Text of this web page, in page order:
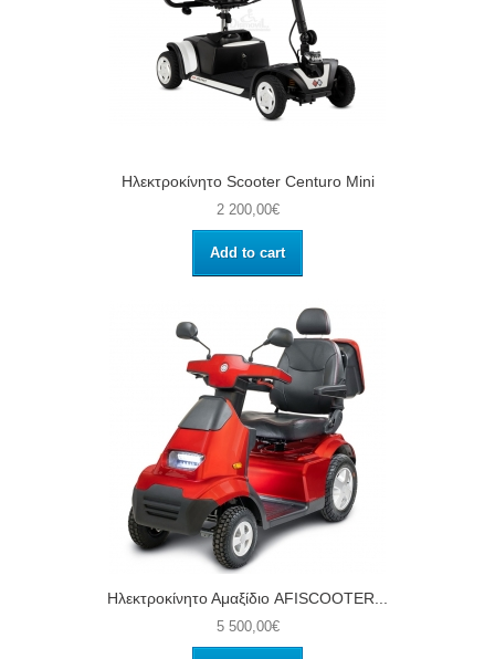
Ηλεκτροκίνητο Scooter Centuro Mini
2 200,00€
Add to cart
Ηλεκτροκίνητο Αμαξίδιο AFISCOOTER...
5 500,00€